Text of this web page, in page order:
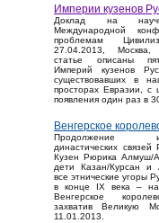
Империи кузенов
Доклад на
Международной
проблемам
27.04.2013,
статье описаны
Империй кузенов
существовавших в
просторах Евразии, с
появления один раз в
Венгерское
Продолжение
династических связей
Кузен Рюрика Алмуш/
дети Казан/Курсан и
все этнические угоры
в конце IX века –
Венгерское
захватив Великую
11.01.2013.